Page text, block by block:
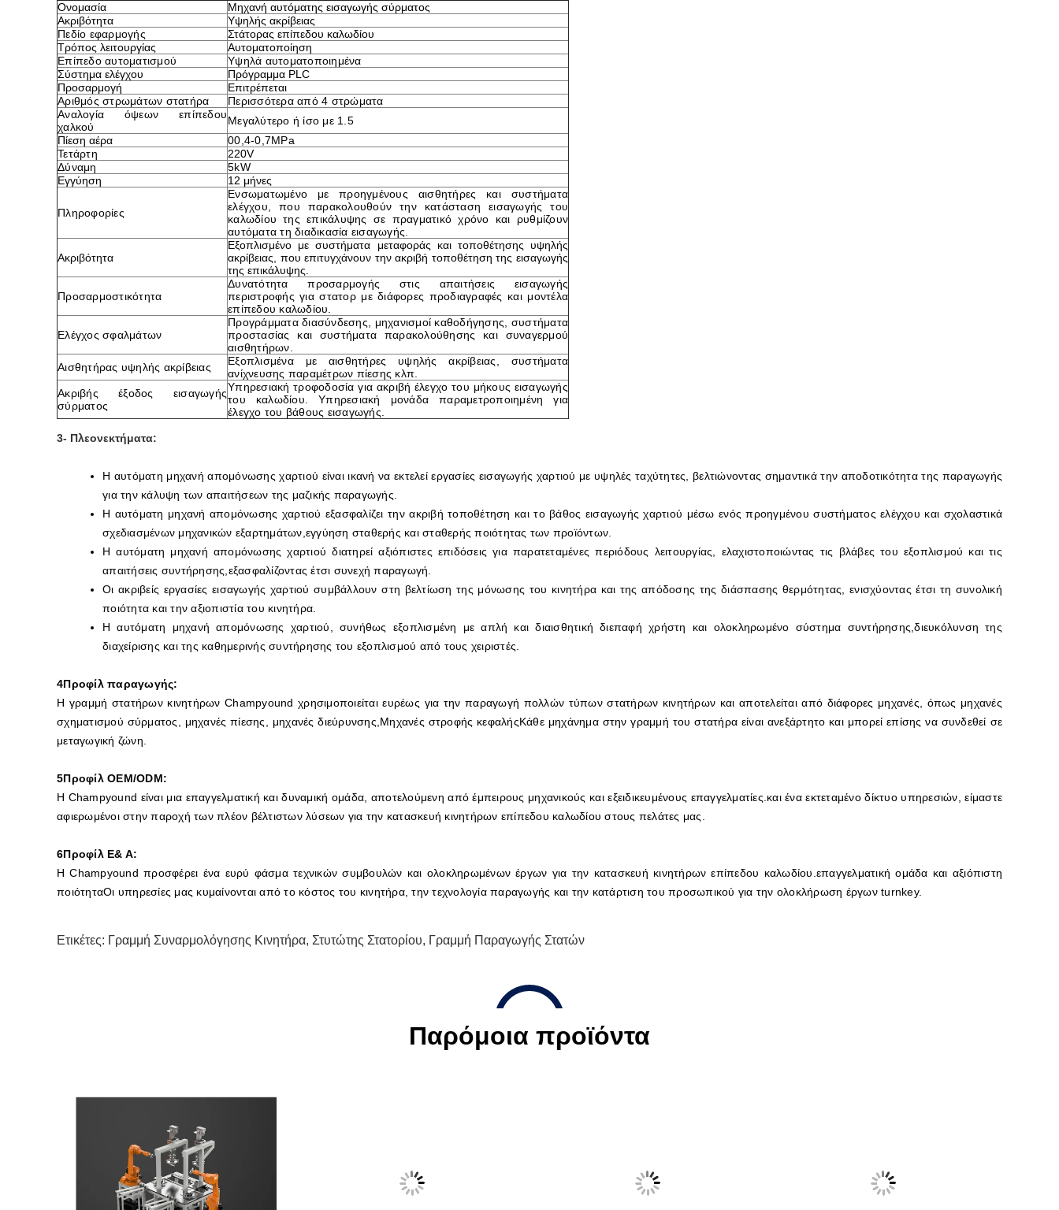
Ονομασία
Μηχανή αυτόματης εισαγωγής σύρματος
Ακριβότητα
Υψηλής ακρίβειας
Πεδίο εφαρμογής
Στάτορας επίπεδου καλωδίου
Τρόπος λειτουργίας
Αυτοματοποίηση
Επίπεδο αυτοματισμού
Υψηλά αυτοματοποιημένα
Σύστημα ελέγχου
Πρόγραμμα PLC
Προσαρμογή
Επιτρέπεται
Αριθμός στρωμάτων στατήρα
Περισσότερα από 4 στρώματα
Αναλογία όψεων επίπεδου
χαλκού
Μεγαλύτερο ή ίσο με 1.5
Πίεση αέρα
00,4-0,7MPa
Τετάρτη
220V
Δύναμη
5kW
Εγγύηση
12 μήνες
Πληροφορίες
Ενσωματωμένο με προηγμένους αισθητήρες και συστήματα
ελέγχου, που παρακολουθούν την κατάσταση εισαγωγής του
καλωδίου της επικάλυψης σε πραγματικό χρόνο και ρυθμίζουν
αυτόματα τη διαδικασία εισαγωγής.
Ακριβότητα
Εξοπλισμένο με συστήματα μεταφοράς και τοποθέτησης υψηλής
ακρίβειας, που επιτυγχάνουν την ακριβή τοποθέτηση της εισαγωγής
της επικάλυψης.
Προσαρμοστικότητα
Δυνατότητα προσαρμογής στις απαιτήσεις εισαγωγής
περιστροφής για στατορ με διάφορες προδιαγραφές και μοντέλα
επίπεδου καλωδίου.
Ελέγχος σφαλμάτων
Προγράμματα διασύνδεσης, μηχανισμοί καθοδήγησης, συστήματα
προστασίας και συστήματα παρακολούθησης και συναγερμού
αισθητήρων.
Αισθητήρας υψηλής ακρίβειας
Εξοπλισμένα με αισθητήρες υψηλής ακρίβειας, συστήματα
ανίχνευσης παραμέτρων πίεσης κλπ.
Ακριβής έξοδος εισαγωγής
σύρματος
Υπηρεσιακή τροφοδοσία για ακριβή έλεγχο του μήκους εισαγωγής
του καλωδίου. Υπηρεσιακή μονάδα παραμετροποιημένη για
έλεγχο του βάθους εισαγωγής.
3- Πλεονεκτήματα:
Η αυτόματη μηχανή απομόνωσης χαρτιού είναι ικανή να εκτελεί εργασίες εισαγωγής χαρτιού με υψηλές ταχύτητες, βελτιώνοντας σημαντικά την αποδοτικότητα της παραγωγής
για την κάλυψη των απαιτήσεων της μαζικής παραγωγής.
Η αυτόματη μηχανή απομόνωσης χαρτιού εξασφαλίζει την ακριβή τοποθέτηση και το βάθος εισαγωγής χαρτιού μέσω ενός προηγμένου συστήματος ελέγχου και σχολαστικά
σχεδιασμένων μηχανικών εξαρτημάτων,εγγύηση σταθερής και σταθερής ποιότητας των προϊόντων.
Η αυτόματη μηχανή απομόνωσης χαρτιού διατηρεί αξιόπιστες επιδόσεις για παρατεταμένες περιόδους λειτουργίας, ελαχιστοποιώντας τις βλάβες του εξοπλισμού και τις
απαιτήσεις συντήρησης,εξασφαλίζοντας έτσι συνεχή παραγωγή.
Οι ακριβείς εργασίες εισαγωγής χαρτιού συμβάλλουν στη βελτίωση της μόνωσης του κινητήρα και της απόδοσης της διάσπασης θερμότητας, ενισχύοντας έτσι τη συνολική
ποιότητα και την αξιοπιστία του κινητήρα.
Η αυτόματη μηχανή απομόνωσης χαρτιού, συνήθως εξοπλισμένη με απλή και διαισθητική διεπαφή χρήστη και ολοκληρωμένο σύστημα συντήρησης,διευκόλυνση της
διαχείρισης και της καθημερινής συντήρησης του εξοπλισμού από τους χειριστές.
4Προφίλ παραγωγής:
Η γραμμή στατήρων κινητήρων Champyound χρησιμοποιείται ευρέως για την παραγωγή πολλών τύπων στατήρων κινητήρων και αποτελείται από διάφορες μηχανές, όπως μηχανές
σχηματισμού σύρματος, μηχανές πίεσης, μηχανές διεύρυνσης,Μηχανές στροφής κεφαλήςΚάθε μηχάνημα στην γραμμή του στατήρα είναι ανεξάρτητο και μπορεί επίσης να συνδεθεί σε
μεταγωγική ζώνη.
5Προφίλ OEM/ODM:
Η Champyound είναι μια επαγγελματική και δυναμική ομάδα, αποτελούμενη από έμπειρους μηχανικούς και εξειδικευμένους επαγγελματίες.και ένα εκτεταμένο δίκτυο υπηρεσιών, είμαστε
αφιερωμένοι στην παροχή των πλέον βέλτιστων λύσεων για την κατασκευή κινητήρων επίπεδου καλωδίου στους πελάτες μας.
6Προφίλ Ε& Α:
Η Champyound προσφέρει ένα ευρύ φάσμα τεχνικών συμβουλών και ολοκληρωμένων έργων για την κατασκευή κινητήρων επίπεδου καλωδίου.επαγγελματική ομάδα και αξιόπιστη
ποιότηταΟι υπηρεσίες μας κυμαίνονται από το κόστος του κινητήρα, την τεχνολογία παραγωγής και την κατάρτιση του προσωπικού για την ολοκλήρωση έργων turnkey.
Ετικέτες: Γραμμή Συναρμολόγησης Κινητήρα, Στυτώτης Στατορίου, Γραμμή Παραγωγής Στατών
Παρόμοια προϊόντα